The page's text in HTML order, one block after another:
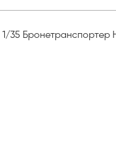
35 Бронетранспортер